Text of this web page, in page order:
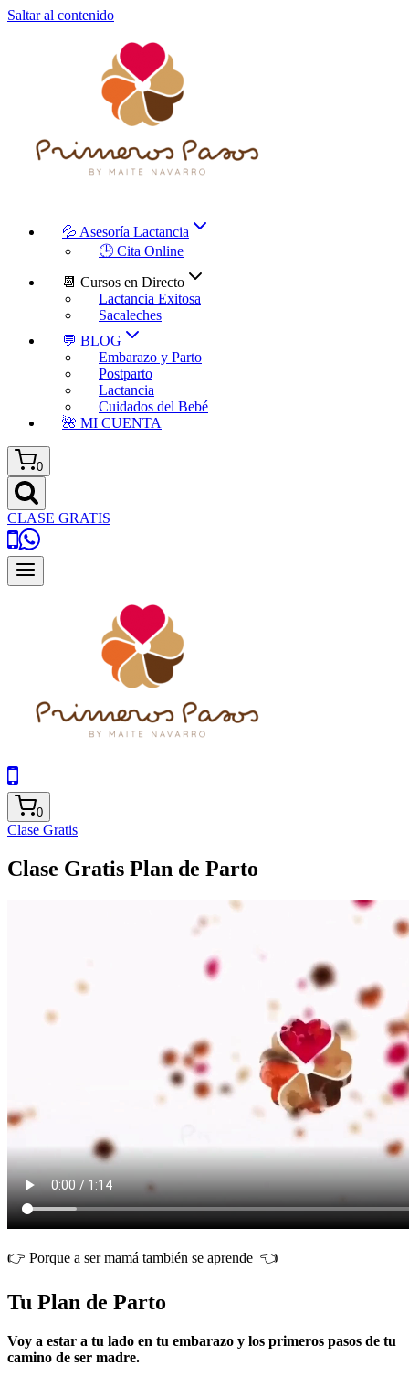
Saltar al contenido
💦 Asesoría Lactancia
🕒 Cita Online
📆 Cursos en Directo
Lactancia Exitosa
Sacaleches
💬 BLOG
Embarazo y Parto
Postparto
Lactancia
Cuidados del Bebé
🌺 MI CUENTA
0
CLASE GRATIS
0
Clase Gratis
Clase Gratis Plan de Parto
👉 Porque a ser mamá también se aprende 👈
Tu Plan de Parto
Voy a estar a tu lado en tu embarazo y los primeros pasos de tu
camino de ser madre.